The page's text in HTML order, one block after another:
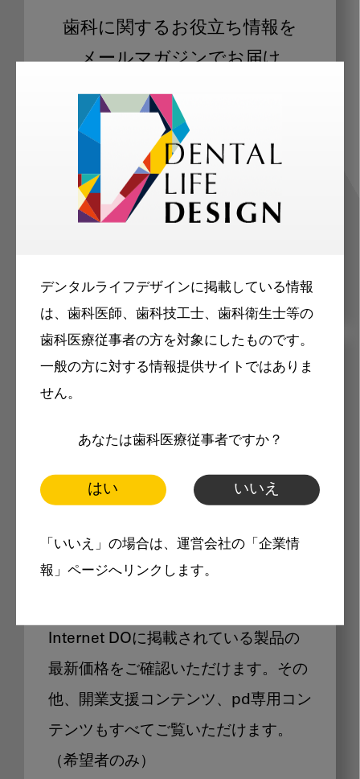
デンタルライフデザインに掲載している情報
は、歯科医師、歯科技工士、歯科衛生士等の
歯科医療従事者の方を対象にしたものです。
一般の方に対する情報提供サイトではありま
せん。
あなたは歯科医療従事者ですか？
はい いいえ
「いいえ」の場合は、運営会社の「企業情
報」ページへリンクします。
歯科に関するお役立ち情報を
メールマガジンでお届け
ご登録いただいた職種（歯科医師、歯
科衛生士、歯科技工士）に合わせた内
容のメールマガジンをお届けします。
メリット
製品価格も閲覧可能
Internet DOに掲載されている製品の
最新価格をご確認いただけます。その
他、開業支援コンテンツ、pd専用コン
テンツもすべてご覧いただけます。
（希望者のみ）